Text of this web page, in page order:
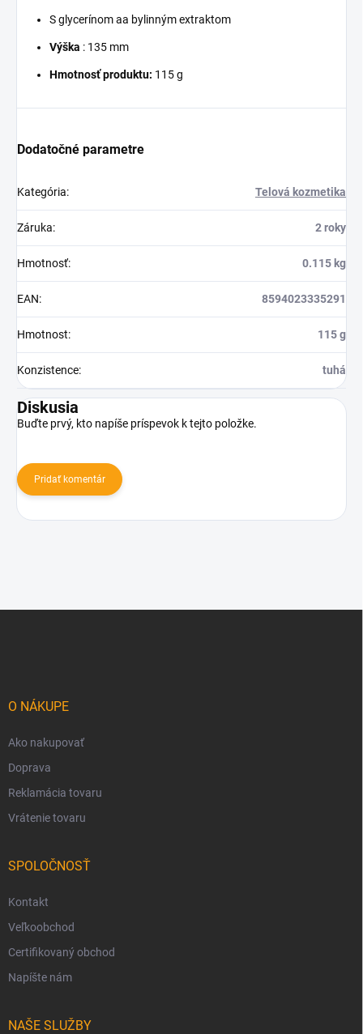
S glycerínom aa bylinným extraktom
Výška : 135 mm
Hmotnosť produktu: 115 g
Dodatočné parametre
Kategória: Telová kozmetika
Záruka: 2 roky
Hmotnosť: 0.115 kg
EAN: 8594023335291
Hmotnost: 115 g
Konzistence: tuhá
Diskusia
Buďte prvý, kto napíše príspevok k tejto položke.
Pridať komentár
O NÁKUPE
Ako nakupovať
Doprava
Reklamácia tovaru
Vrátenie tovaru
SPOLOČNOSŤ
Kontakt
Veľkoobchod
Certifikovaný obchod
Napíšte nám
NAŠE SLUŽBY